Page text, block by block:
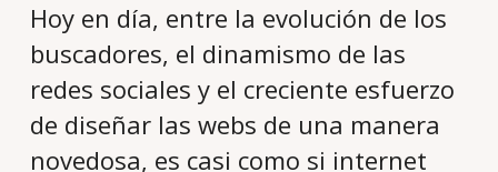
Hoy en día, entre la evolución de los
buscadores, el dinamismo de las
redes sociales y el creciente esfuerzo
de diseñar las webs de una manera
novedosa, es casi como si internet